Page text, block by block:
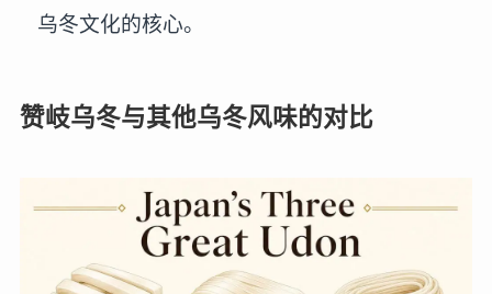
乌冬文化的核心。
赞岐乌冬与其他乌冬风味的对比